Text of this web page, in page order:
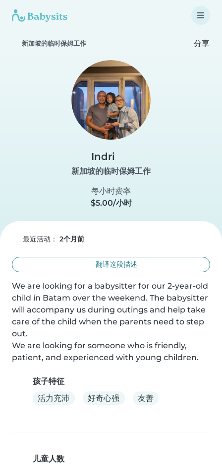
新加坡的临时保姆工作 分享
Indri
新加坡的临时保姆工作
每小时费率
$5.00/小时
最近活动： 2个月前
翻译这段描述
We are looking for a babysitter for our 2-year-old
child in Batam over the weekend. The babysitter
will accompany us during outings and help take
care of the child when the parents need to step
out.
We are looking for someone who is friendly,
patient, and experienced with young children.
孩子特征
活力充沛
好奇心强 友善
儿童人数